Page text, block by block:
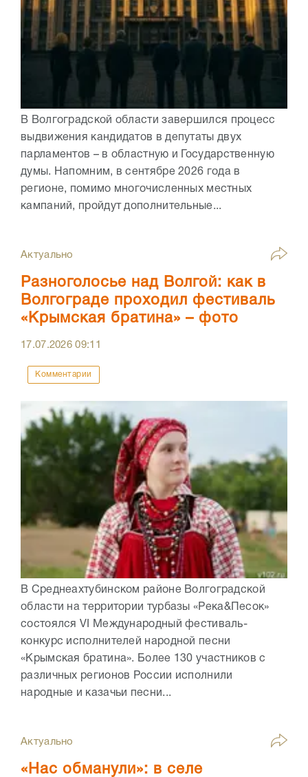
В Волгоградской области завершился процесс
выдвижения кандидатов в депутаты двух
парламентов – в областную и Государственную
думы. Напомним, в сентябре 2026 года в
регионе, помимо многочисленных местных
кампаний, пройдут дополнительные...
Актуально
Разноголосье над Волгой: как в
Волгограде проходил фестиваль
«Крымская братина» – фото
17.07.202609:11
Комментарии
В Среднеахтубинском районе Волгоградской
области на территории турбазы «Река&Песок»
состоялся VI Международный фестиваль-
конкурс исполнителей народной песни
«Крымская братина». Более 130 участников с
различных регионов России исполнили
народные и казачьи песни...
Актуально
«Нас обманули»: в селе